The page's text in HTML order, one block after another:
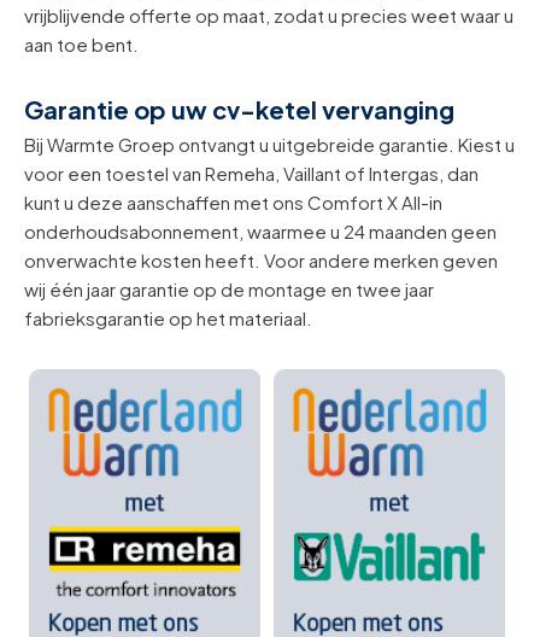
vrijblijvende offerte op maat, zodat u precies weet waar u
aan toe bent.
Garantie op uw cv-ketel vervanging
Bij Warmte Groep ontvangt u uitgebreide garantie. Kiest u
voor een toestel van Remeha, Vaillant of Intergas, dan
kunt u deze aanschaffen met ons Comfort X All-in
onderhoudsabonnement, waarmee u 24 maanden geen
onverwachte kosten heeft. Voor andere merken geven
wij één jaar garantie op de montage en twee jaar
fabrieksgarantie op het materiaal.